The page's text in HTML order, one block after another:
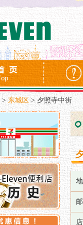
>东城区> 夕照寺中街